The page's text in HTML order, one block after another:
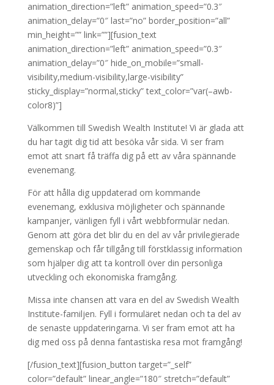
animation_direction=”left” animation_speed=”0.3″
animation_delay=”0″ last=”no” border_position=”all”
min_height=”” link=””][fusion_text
animation_direction=”left” animation_speed=”0.3″
animation_delay=”0″ hide_on_mobile=”small-
visibility,medium-visibility,large-visibility”
sticky_display=”normal,sticky” text_color=”var(–awb-
color8)”]
Välkommen till Swedish Wealth Institute! Vi är glada att
du har tagit dig tid att besöka vår sida. Vi ser fram
emot att snart få träffa dig på ett av våra spännande
evenemang.
För att hålla dig uppdaterad om kommande
evenemang, exklusiva möjligheter och spännande
kampanjer, vänligen fyll i vårt webbformulär nedan.
Genom att göra det blir du en del av vår privilegierade
gemenskap och får tillgång till förstklassig information
som hjälper dig att ta kontroll över din personliga
utveckling och ekonomiska framgång.
Missa inte chansen att vara en del av Swedish Wealth
Institute-familjen. Fyll i formuläret nedan och ta del av
de senaste uppdateringarna. Vi ser fram emot att ha
dig med oss på denna fantastiska resa mot framgång!
[/fusion_text][fusion_button target=”_self”
color=”default” linear_angle=”180″ stretch=”default”